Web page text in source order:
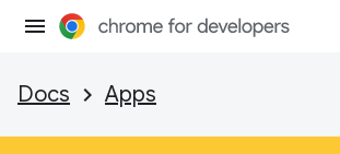
Docs Apps